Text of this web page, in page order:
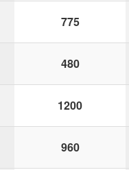
775
480
1200
960